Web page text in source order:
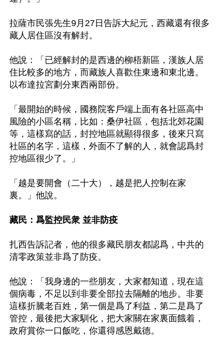
拉薩市民張先生9月27日告訴大紀元，西藏還有很多
藏人居住區沒有解封。
他說：「已經解封的是西邊的柳梧新區，漢族人居
住比較多的地方，而藏族人喜歡住東邊和東北邊。
以布達拉宮劃分東西兩部份。
「最開始的時候，國務院客戶端上面有各社區高中
風險的小區名稱，比如：桑伊社區，包括北郊花園
等，這樣寫的話，封控地區就顯得很多，後來只寫
社區的名字，這樣，外面不了解的人，就會認爲封
控地區很少了。」
「越是要開會（二十大），越是把人控制在家
裏。」他說。
藏民：爲監控民衆 並非防疫
扎西告訴記者，他的很多藏民朋友都認爲，中共的
清零政策並非爲了防疫。
他說：「我身邊的一些朋友，大家都知道，現在這
個病毒，不足以到非要全部拉去隔離的地步。非要
這樣折騰老百姓，第一個是爲了利益，第二是爲了
管控，最後把大家馴化，把大家關在家裏面餓着，
政府賞你一口飯吃，你還得感恩戴德。